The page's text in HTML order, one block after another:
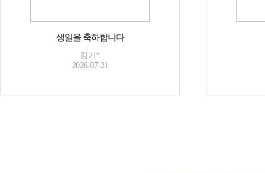
생일을 축하합니다
김기*
2026-07-21